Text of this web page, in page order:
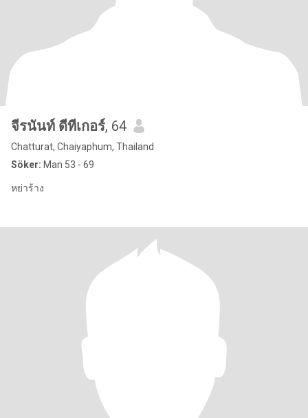
จีรนันท์ ดีทีเกอร์, 64
Chatturat, Chaiyaphum, Thailand
Söker: Man 53 - 69
หย่าร้าง